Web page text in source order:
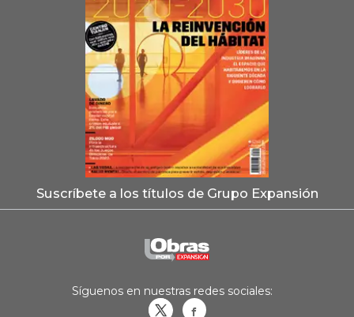
Suscríbete a los títulos de Grupo Expansión
Síguenos en nuestras redes sociales: